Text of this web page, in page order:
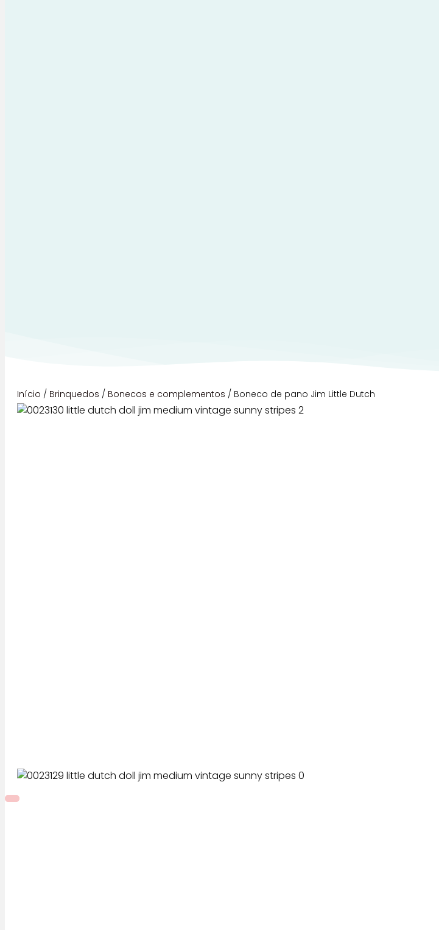
Início / Brinquedos / Bonecos e complementos / Boneco de pano Jim Little Dutch